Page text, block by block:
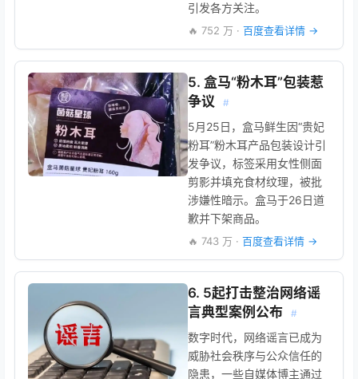
引发各方关注。
🔥 752 万 · 百度查看详情 →
5. 盒马“粉木耳”包装惹
争议
#
5月25日，盒马鲜生因“贵妃
粉耳”粉木耳产品包装设计引
发争议，标签采用女性侧面
剪影并填充食材纹理，被批
涉嫌性暗示。盒马于26日道
歉并下架商品。
🔥 743 万 · 百度查看详情 →
6. 5起打击整治网络谣
言典型案例公布
#
数字时代，网络谣言已成为
威胁社会秩序与公众信任的
隐患，一些自媒体博主通过